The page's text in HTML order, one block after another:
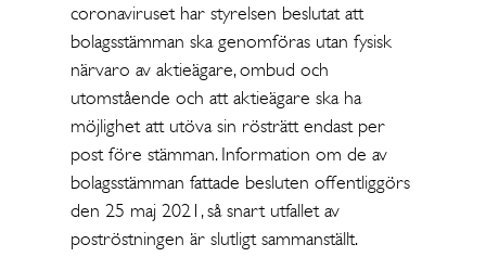
coronaviruset har styrelsen beslutat att
bolagsstämman ska genomföras utan fysisk
närvaro av aktieägare, ombud och
utomstående och att aktieägare ska ha
möjlighet att utöva sin rösträtt endast per
post före stämman. Information om de av
bolagsstämman fattade besluten offentliggörs
den 25 maj 2021, så snart utfallet av
poströstningen är slutligt sammanställt.